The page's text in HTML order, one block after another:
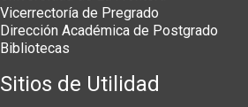
Vicerrectoría de Pregrado
Dirección Académica de Postgrado
Bibliotecas
Sitios de Utilidad